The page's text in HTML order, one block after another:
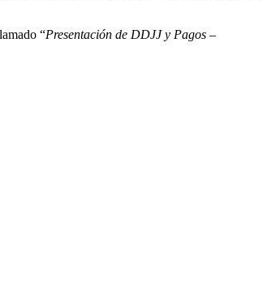
“Presentación de DDJJ y Pagos –